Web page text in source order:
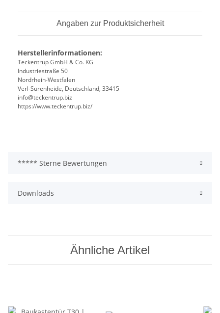
Angaben zur Produktsicherheit
Herstellerinformationen:
Teckentrup GmbH & Co. KG
Industriestraße 50
Nordrhein-Westfalen
Verl-Sürenheide, Deutschland, 33415
info@teckentrup.biz
https://www.teckentrup.biz/
***** Sterne Bewertungen
Downloads
Ähnliche Artikel